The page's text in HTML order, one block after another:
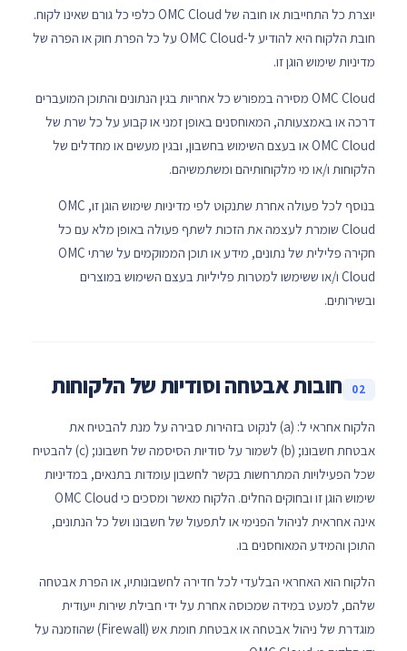
יוצרת כל התחייבות או חובה של OMC Cloud כלפי כל גורם שאינו לקוח.
חובת הלקוח היא להודיע ל-OMC Cloud על כל הפרת חוק או הפרה של
מדיניות שימוש הוגן זו.
OMC Cloud מסירה במפורש כל אחריות בגין הנתונים והתוכן המועברים
דרכה או באמצעותה, המאוחסנים באופן זמני או קבוע על כל שרת של
OMC Cloud או בעצם השימוש בחשבון, ובגין מעשים או מחדלים של
הלקוחות ו/או מי מלקוחותיהם ומשתמשיהם.
בנוסף לכל פעולה אחרת שתנקוט לפי מדיניות שימוש הוגן זו, OMC
Cloud שומרת לעצמה את הזכות לשתף פעולה באופן מלא עם כל
חקירה פלילית של נתונים, מידע או תוכן הממוקמים על שרתי OMC
Cloud ו/או ששימשו למטרות פליליות בעצם השימוש במוצרים
ובשירותים.
02 חובות אבטחה וסודיות של הלקוחות
הלקוח אחראי ל: (a) לנקוט בזהירות סבירה על מנת להבטיח את
אבטחת חשבונו; (b) לשמור על סודיות הסיסמה של חשבונו; (c) להבטיח
שכל הפעילויות המתרחשות בקשר לחשבון עומדות בתנאים, במדיניות
שימוש הוגן זו ובחוקים החלים. הלקוח מאשר ומסכים כי OMC Cloud
אינה אחראית לניהול הפנימי או לתפעול של חשבונו ושל כל הנתונים,
התוכן והמידע המאוחסנים בו.
הלקוח הוא האחראי הבלעדי לכל חדירה לחשבונותיו, או הפרת אבטחה
שלהם, למעט במידה שמכוסה אחרת על ידי חבילת שירות ייעודית
מוגדרת של ניהול אבטחה או אבטחת חומת אש (Firewall) שהוזמנה על